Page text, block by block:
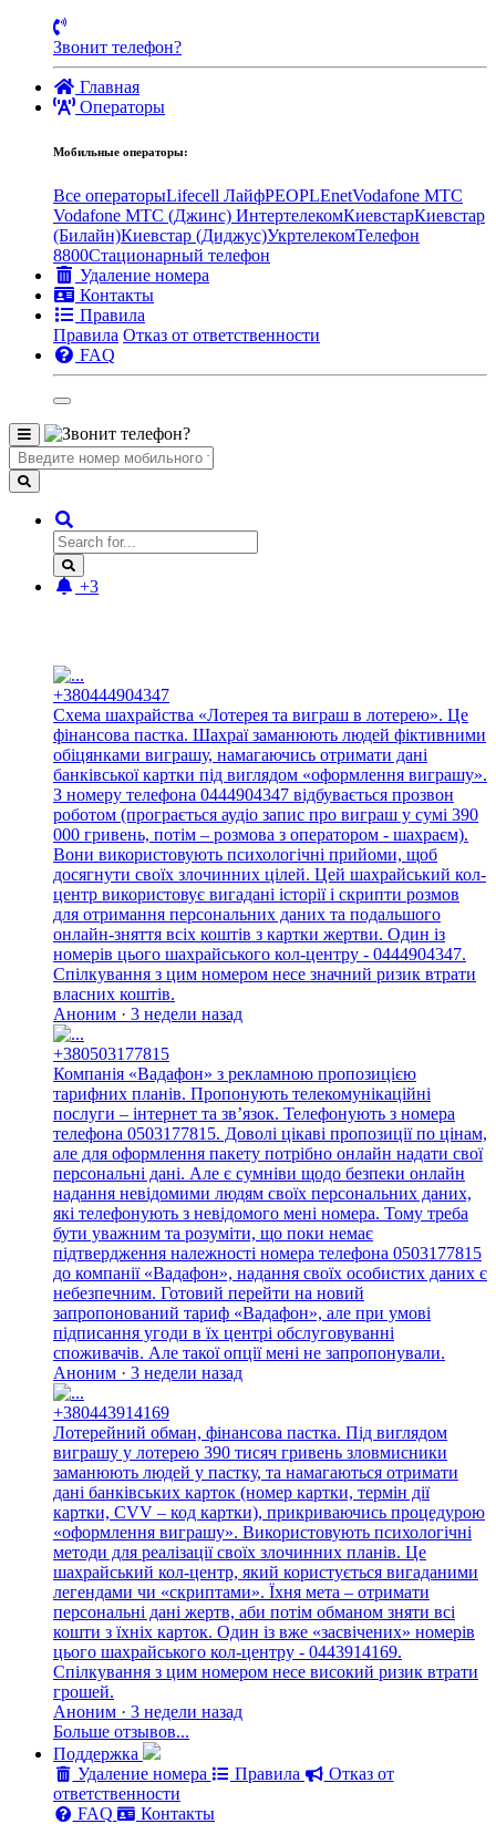
Звонит телефон?
Главная
Операторы
Мобильные операторы:
Все операторыLifecell ЛайфPEOPLEnetVodafone MTC
Vodafone МТС (Джинс) ИнтертелекомКиевстарКиевстар
(Билайн)Киевстар (Диджус)УкртелекомТелефон
8800Стационарный телефон
Удаление номера
Контакты
Правила
Правила Отказ от ответственности
FAQ
+3
+380444904347
Схема шахрайства «Лотерея та виграш в лотерею». Це
фінансова пастка. Шахраї заманюють людей фіктивними
обіцянками виграшу, намагаючись отримати дані
банківської картки під виглядом «оформлення виграшу».
З номеру телефона 0444904347 відбувається прозвон
роботом (програється аудіо запис про виграш у сумі 390
000 гривень, потім – розмова з оператором - шахраєм).
Вони використовують психологічні прийоми, щоб
досягнути своїх злочинних цілей. Цей шахрайський кол-
центр використовує вигадані історії і скрипти розмов
для отримання персональних даних та подальшого
онлайн-зняття всіх коштів з картки жертви. Один із
номерів цього шахрайського кол-центру - 0444904347.
Спілкування з цим номером несе значний ризик втрати
власних коштів.
Аноним · 3 недели назад
+380503177815
Компанія «Вадафон» з рекламною пропозицією
тарифних планів. Пропонують телекомунікаційні
послуги – інтернет та зв’язок. Телефонують з номера
телефона 0503177815. Доволі цікаві пропозиції по цінам,
але для оформлення пакету потрібно онлайн надати свої
персональні дані. Але є сумніви щодо безпеки онлайн
надання невідомими людям своїх персональних даних,
які телефонують з невідомого мені номера. Тому треба
бути уважним та розуміти, що поки немає
підтвердження належності номера телефона 0503177815
до компанії «Вадафон», надання своїх особистих даних є
небезпечним. Готовий перейти на новий
запропонований тариф «Вадафон», але при умові
підписання угоди в їх центрі обслуговуванні
споживачів. Але такої опції мені не запропонували.
Аноним · 3 недели назад
+380443914169
Лотерейний обман, фінансова пастка. Під виглядом
виграшу у лотерею 390 тисяч гривень зловмисники
заманюють людей у пастку, та намагаються отримати
дані банківських карток (номер картки, термін дії
картки, CVV – код картки), прикриваючись процедурою
«оформлення виграшу». Використовують психологічні
методи для реалізації своїх злочинних планів. Це
шахрайський кол-центр, який користується вигаданими
легендами чи «скриптами». Їхня мета – отримати
персональні дані жертв, аби потім обманом зняти всі
кошти з їхніх карток. Один із вже «засвічених» номерів
цього шахрайського кол-центру - 0443914169.
Спілкування з цим номером несе високий ризик втрати
грошей.
Аноним · 3 недели назад
Больше отзывов...
Поддержка
Удаление номера
Правила
Отказ от
ответственности
FAQ
Контакты